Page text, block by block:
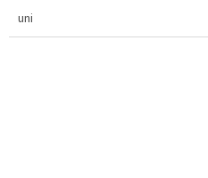
uni